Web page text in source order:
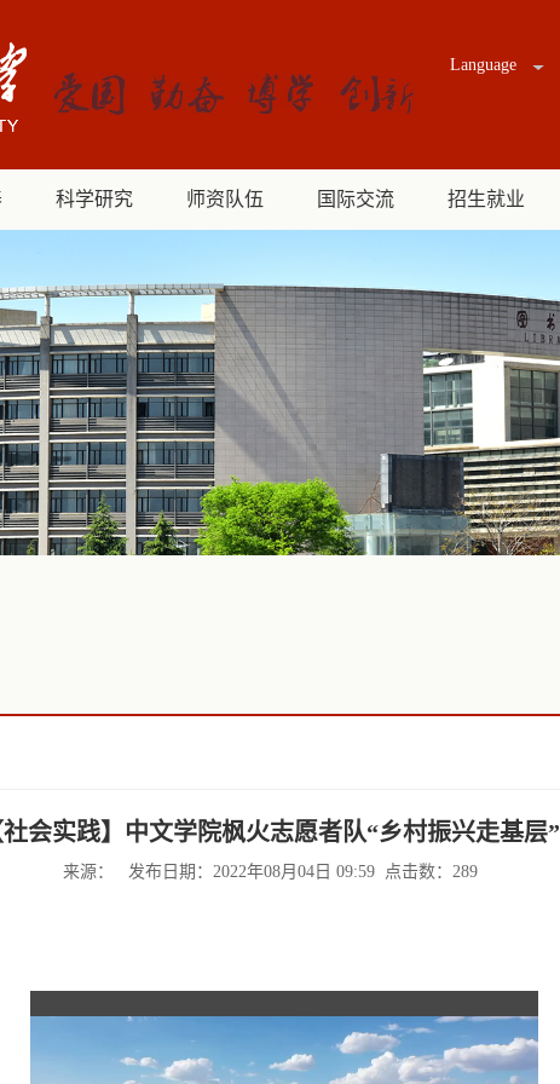
Language
科学研究 师资队伍 国际交流 招生就业
会实践】中文学院枫火志愿者队“乡村振兴走基层”
来源： 发布日期：2022年08月04日 09:59 点击数： 289